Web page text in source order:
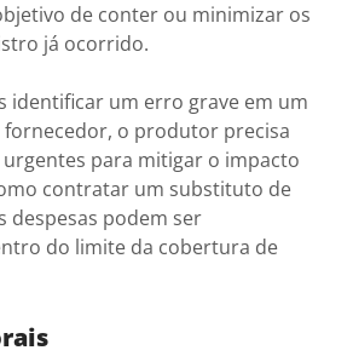
de conter ou minimizar os
já ocorrido.
identificar um erro grave em um
o produtor precisa
para mitigar o impacto
contratar um substituto de
despesas podem ser
do limite da cobertura de